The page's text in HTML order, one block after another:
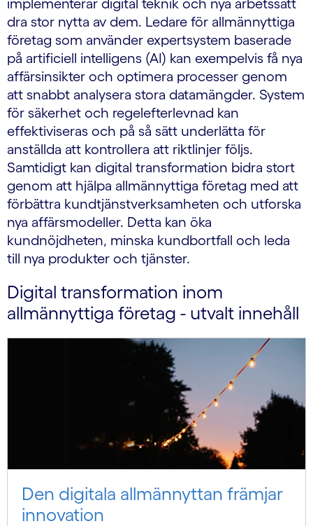
implementerar digital teknik och nya arbetssätt
dra stor nytta av dem. Ledare för allmännyttiga
företag som använder expertsystem baserade
på artificiell intelligens (AI) kan exempelvis få nya
affärsinsikter och optimera processer genom
att snabbt analysera stora datamängder. System
för säkerhet och regelefterlevnad kan
effektiviseras och på så sätt underlätta för
anställda att kontrollera att riktlinjer följs.
Samtidigt kan digital transformation bidra stort
genom att hjälpa allmännyttiga företag med att
förbättra kundtjänstverksamheten och utforska
nya affärsmodeller. Detta kan öka
kundnöjdheten, minska kundbortfall och leda
till nya produkter och tjänster.
Digital transformation inom
allmännyttiga företag - utvalt innehåll
Den digitala allmännyttan främjar
innovation